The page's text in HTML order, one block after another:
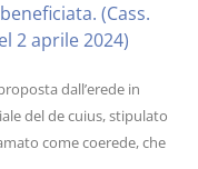
(Cass.
2 aprile 2024)
dall’erede in
del de cuius, stipulato
come coerede, che